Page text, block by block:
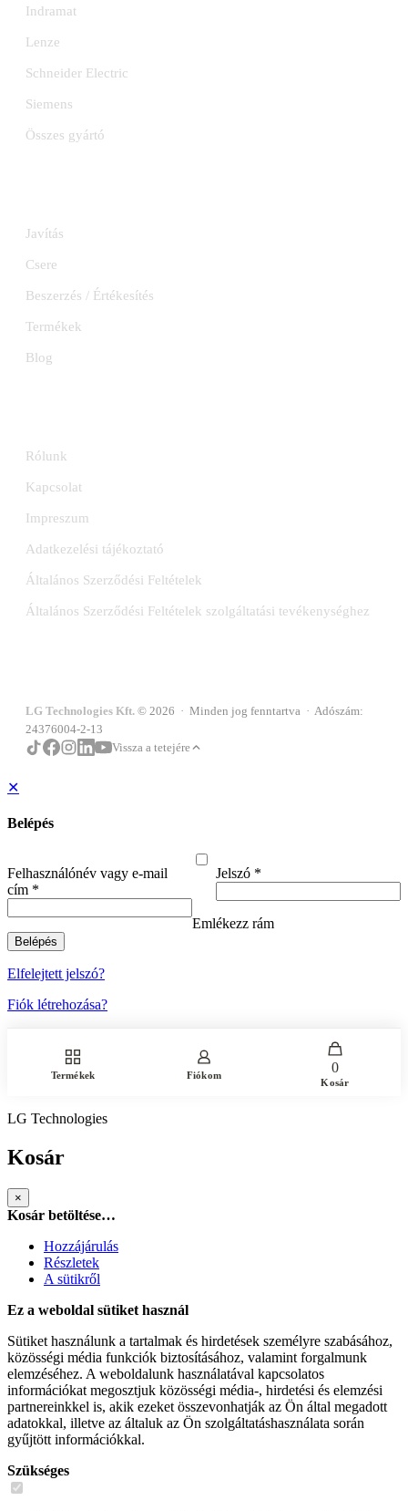
Indramat
Lenze
Schneider Electric
Siemens
Összes gyártó
Javítás
Csere
Beszerzés / Értékesítés
Termékek
Blog
Rólunk
Kapcsolat
Impreszum
Adatkezelési tájékoztató
Általános Szerződési Feltételek
Általános Szerződési Feltételek szolgáltatási tevékenységhez
LG Technologies Kft. © 2026 · Minden jog fenntartva · Adószám:
24376004-2-13
Vissza a tetejére
✕
Belépés
Felhasználónév vagy e-mail
cím *
Jelszó *
Emlékezz rám
Belépés
Elfelejtett jelszó?
Fiók létrehozása?
Termékek Fiókom 0
Kosár
LG Technologies
Kosár
×
Kosár betöltése…
Hozzájárulás
Részletek
A sütikről
Ez a weboldal sütiket használ
Sütiket használunk a tartalmak és hirdetések személyre szabásához,
közösségi média funkciók biztosításához, valamint forgalmunk
elemzéséhez. A weboldalunk használatával kapcsolatos
információkat megosztjuk közösségi média-, hirdetési és elemzési
partnereinkkel is, akik ezeket összevonhatják az Ön által megadott
adatokkal, illetve az általuk az Ön szolgáltatáshasználata során
gyűjtött információkkal.
Szükséges